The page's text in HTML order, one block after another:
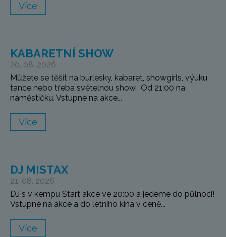
Více
KABARETNÍ SHOW
20. 08. 2026
Můžete se těšit na burlesky, kabaret, showgirls, výuku
tance nebo třeba světelnou show. Od 21:00 na
náměstíčku. Vstupné na akce...
Více
DJ MISTAX
21. 08. 2026
DJ`s v kempu Start akce ve 20:00 a jedeme do půlnoci!
Vstupné na akce a do letního kina v ceně...
Více